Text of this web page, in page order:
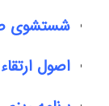
شستشوی
اصول